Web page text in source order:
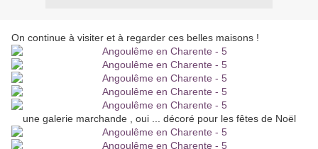
On continue à visiter et à regarder ces belles maisons !
une galerie marchande , oui ... décoré pour les fêtes de Noël